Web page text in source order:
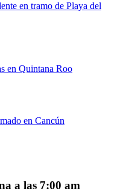
en tramo de Playa del
en Quintana Roo
en Cancún
a las 7:00 am